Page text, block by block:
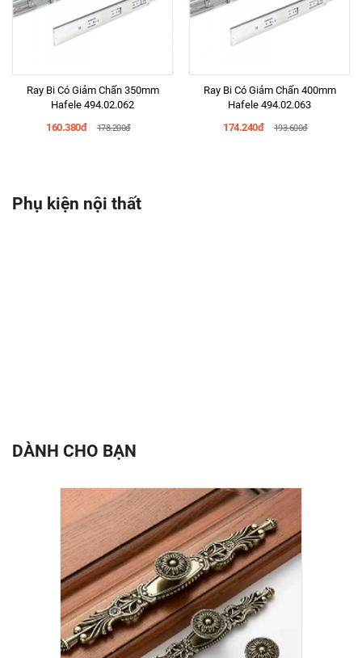
Ray Bi Có Giảm Chấn 350mm
Hafele 494.02.062
160.380đ
178.200đ
Ray Bi Có Giảm Chấn 400mm
Hafele 494.02.063
174.240đ
193.600đ
Phụ kiện nội thất
DÀNH CHO BẠN